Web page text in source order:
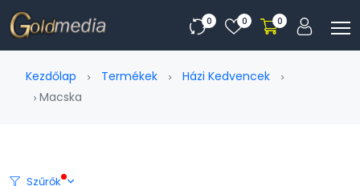
0 0 0
Kezdőlap Termékek
Házi Kedvencek
Macska
Szűrők